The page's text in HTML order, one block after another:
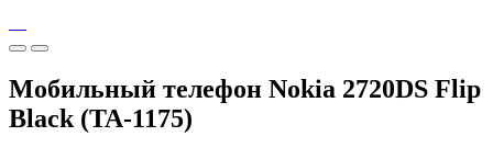
Мобильный телефон Nokia 2720DS Flip
Black (TA-1175)